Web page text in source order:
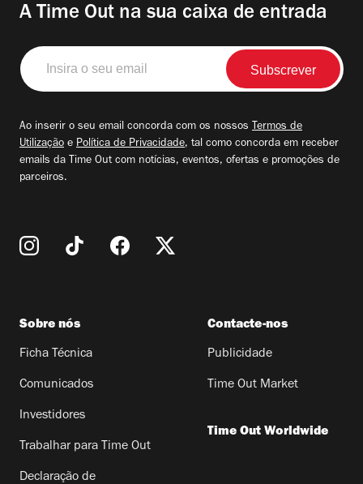
A Time Out na sua caixa de entrada
Insira
o
seu
Ao inserir o seu email concorda com os nossos Termos de
Utilização e Política de Privacidade, tal como concorda em receber
emails da Time Out com notícias, eventos, ofertas e promoções de
parceiros.
Sobre nós
Ficha Técnica
Comunicados
Investidores
Trabalhar para Time Out
Declaração de
Contacte-nos
Publicidade
Time Out Market
Time Out Worldwide